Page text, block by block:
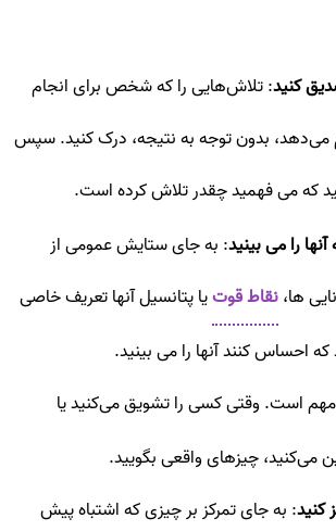
کنید: تلاش‌هایی را که شخص برای انجام
می‌دهد، بدون توجه به نتیجه، درک کنید. سپس
که می فهمید چقدر تلاش کرده است.
را می بینید: به جای ستایش عمومی از
ها،نقاط قوتیا پتانسیل آنها تعریف خاصی
که احساس کنند آنها را می بینید.
است. وقتی کسی را تشویق می‌کنید یا
می‌کنید، چیزهای واقعی بگویید.
کنید: به جای تمرکز بر چیزی که اشتباه پیش